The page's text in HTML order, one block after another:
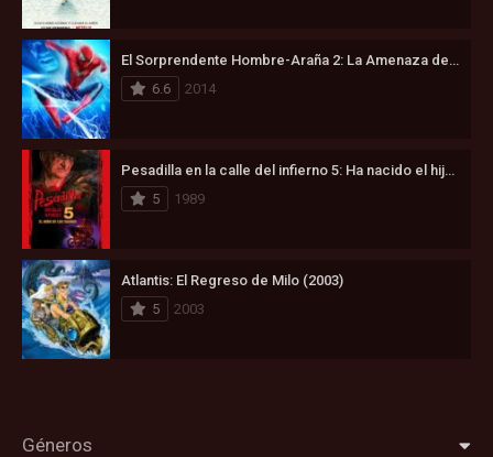
6.6
2014
5
1989
Atlantis: El Regreso de Milo (2003)
5
2003
Géneros